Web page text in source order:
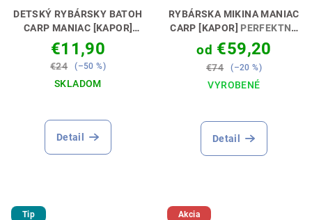
DETSKÝ RYBÁRSKY BATOH
CARP MANIAC [KAPOR]
PERFEKTNÝ DARČEK PRE
MALÉHO KAPRÁRA🎁💝
€11,90
€24 (–50 %)
SKLADOM
hodnotenie
produktu
Detail
RYBÁRSKA MIKINA MANIAC
CARP [KAPOR] PERFEKTNÝ
DARČEK PRE KAPRÁRA 🎣🎁
od €59,20
€74 (–20 %)
VYROBENÉ
hodnotenie
produktu
Detail
Tip
Akcia